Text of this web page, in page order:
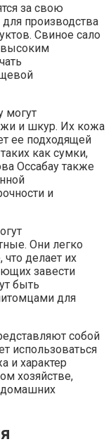
за свою
производства
Свиное сало
высоким
могут
и шкур. Их кожа
ее подходящей
как сумки,
Оссабау также
и
Они легко
делает их
завести
быть
для
собой
использоваться
и характер
хозяйстве,